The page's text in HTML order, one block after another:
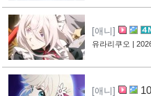
[애니]
로러 ] PV 영
유라리쿠오 |
[애니]